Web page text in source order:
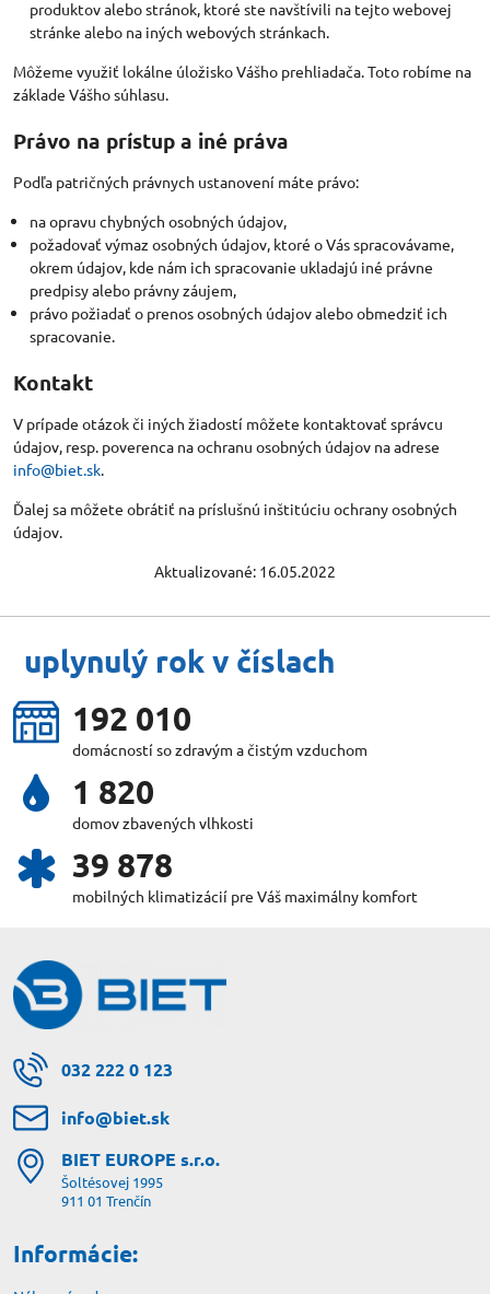
produktov alebo stránok, ktoré ste navštívili na tejto webovej
stránke alebo na iných webových stránkach.
Môžeme využiť lokálne úložisko Vášho prehliadača. Toto robíme na
základe Vášho súhlasu.
Právo na prístup a iné práva
Podľa patričných právnych ustanovení máte právo:
na opravu chybných osobných údajov,
požadovať výmaz osobných údajov, ktoré o Vás spracovávame,
okrem údajov, kde nám ich spracovanie ukladajú iné právne
predpisy alebo právny záujem,
právo požiadať o prenos osobných údajov alebo obmedziť ich
spracovanie.
Kontakt
V prípade otázok či iných žiadostí môžete kontaktovať správcu
údajov, resp. poverenca na ochranu osobných údajov na adrese
info@biet.sk.
Ďalej sa môžete obrátiť na príslušnú inštitúciu ochrany osobných
údajov.
Aktualizované: 16.05.2022
uplynulý rok v číslach
209 734
domácností so zdravým a čistým vzduchom
1 974
domov zbavených vlhkosti
43 646
mobilných klimatizácií pre Váš maximálny komfort
032 222 0 123
info​@biet​.sk
BIET EUROPE s​.r​.o​.
Šoltésovej 1995
911 01 Trenčín
Informácie: